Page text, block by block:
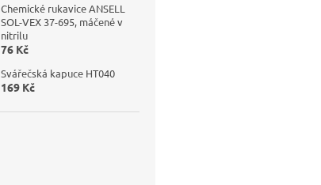
Chemické rukavice ANSELL
SOL-VEX 37-695, máčené v
nitrilu
76 Kč
Svářečská kapuce HT040
169 Kč